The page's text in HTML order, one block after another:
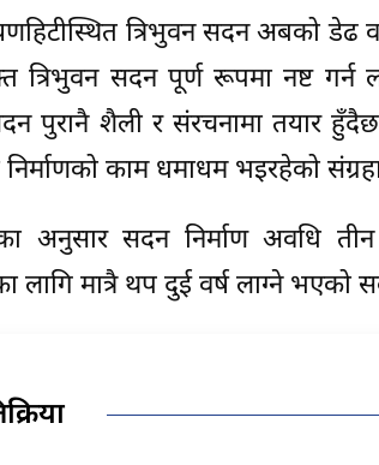
त्रिभुवन सदन अबको डेढ
त्रिभुवन सदन पूर्ण रूपमा नष्ट गर्न
पुरानै शैली र संरचनामा तयार
निर्माणको काम धमाधम भइरहेको
अनुसार सदन निर्माण अवधि
लागि मात्रै थप दुई वर्ष लाग्ने भएको